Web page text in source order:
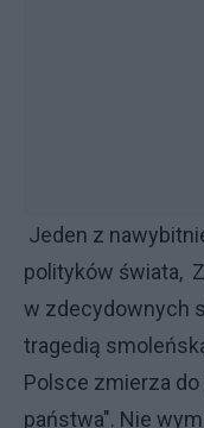
Jeden z
polityków świata,
w zdecydownych
tragedią
Polsce zmierza
państwa". Nie